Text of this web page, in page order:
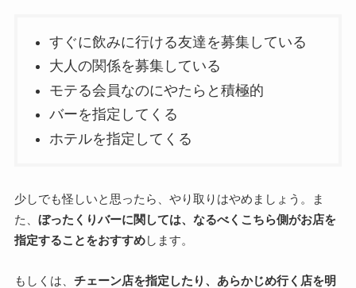
すぐに飲みに行ける友達を募集している
大人の関係を募集している
モテる会員なのにやたらと積極的
バーを指定してくる
ホテルを指定してくる
少しでも怪しいと思ったら、やり取りはやめましょう。ま
た、 ぼったくりバーに関しては、なるべくこちら側がお店を
指定することをおすすめします。
もしくは、 チェーン店を指定したり、あらかじめ行く店を明